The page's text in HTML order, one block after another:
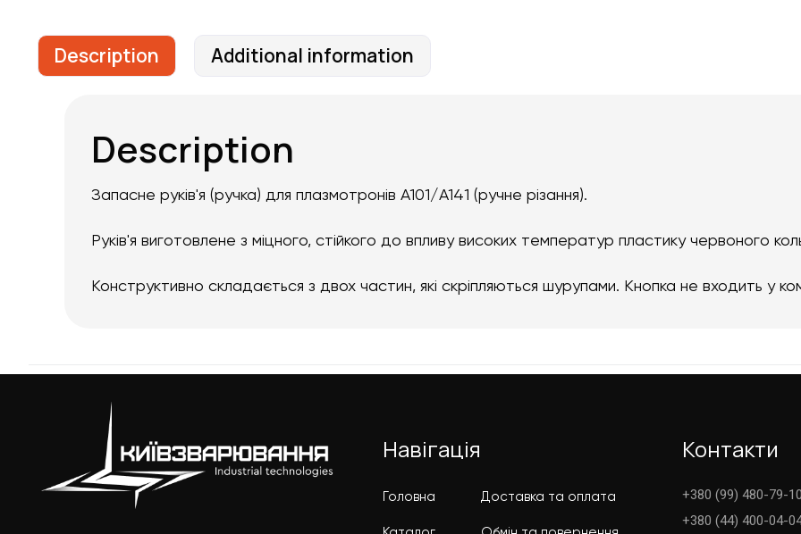
Description Additional information
Description
Запасне руків'я (ручка) для плазмотронів A101/A141 (ручне різання).
Руків'я виготовлене з міцного, стійкого до впливу високих температур пластику червоного
Конструктивно складається з двох частин, які скріпляються шурупами. Кнопка не входить у
Навігація
Головна Доставка та оплата
Контакти
+380 (99) 480-79-
+380 (44) 400-04-